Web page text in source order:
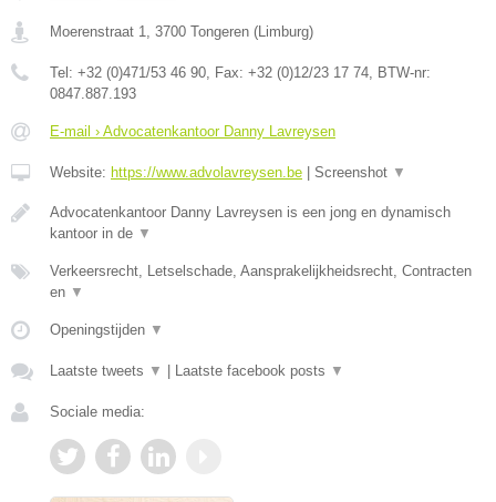
Moerenstraat 1 3700 Tongeren ( Limburg)
Tel: +32 (0)471/53 46 90 , Fax: +32 (0)12/23 17 74 , BTW-nr:
0847.887.193
E-mail › Advocatenkantoor Danny Lavreysen
Website: https://www.advolavreysen.be Screenshot ▼
Advocatenkantoor Danny Lavreysen is een jong en dynamisch
kantoor in de ▼
Verkeersrecht, Letselschade, Aansprakelijkheidsrecht, Contracten
en ▼
Openingstijden ▼
Laatste tweets ▼ Laatste facebook posts ▼
Sociale media: